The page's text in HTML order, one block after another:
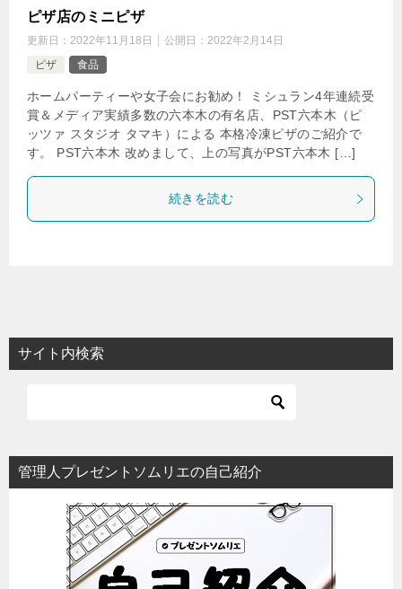
ピザ店のミニピザ
更新日： 2022年11月18日 公開日： 2022年2月14日
ピザ
食品
ホームパーティーや女子会にお勧め！ ミシュラン4年連続受
賞＆メディア実績多数の六本木の有名店、PST六本木（ピ
ッツァ スタジオ タマキ）による 本格冷凍ピザのご紹介で
す。 PST六本木 改めまして、上の写真がPST六本木 […]
続きを読む
サイト内検索
管理人プレゼントソムリエの自己紹介